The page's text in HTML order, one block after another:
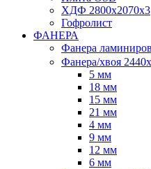
ХДФ 2800х2070х3
Гофролист
ФАНЕРА
Фанера
Фанера/хвоя
5 мм
18 мм
15 мм
21 мм
4 мм
9 мм
12 мм
6 мм